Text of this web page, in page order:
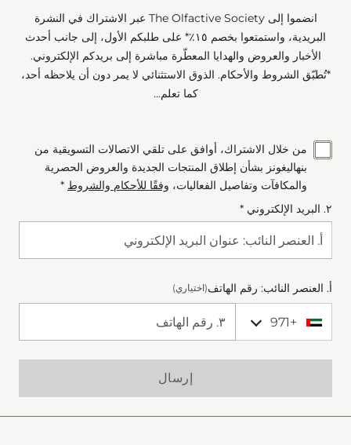
انضموا إلى The Olfactive Society عبر الاشتراك في النشرة
البريدية، واستمتعوا بخصم ١٥٪* على طلبكم الأول، إلى جانب أحدث
الأخبار والعروض والهدايا المعطّرة مباشرة إلى بريدكم الإلكتروني.
*تُطبّق الشروط والأحكام. الذوق الاستثنائي لا يمر دون أن يلاحظه أحد،
كما تعلم...
من خلال الاشتراك، أوافق على تلقي الاتصالات التسويقية من
بنهاليغونز بشأن إطلاق المنتجات الجديدة والعروض الحصرية
والمكافآت وتفاصيل الفعاليات، وفقًا للأحكام والشروط *
٢. البريد الإلكتروني *
أ. العنصر النائب: رقم الهاتف(اختياري)
+971
+971 United Arab Emirates (‫الإمارات العربية المتحدة‬‎)
Phone Number
إرسال